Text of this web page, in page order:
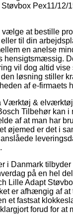
Pex11/12/
at bestille
til din
en anelse
hensigtsmæssig.
vil dog altid
løsning stiller
af e-firmaets
Værktøj &
Tilbehør kan
af at man har
øjemed er det i
i Danmark tilbyder
på en hel
Lille Adapt
er afhængig af at
et fastsat
forud for at